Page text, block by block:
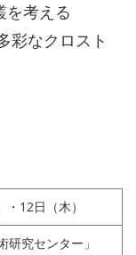
を考える
彩なクロスト
12日（木）
究センター」